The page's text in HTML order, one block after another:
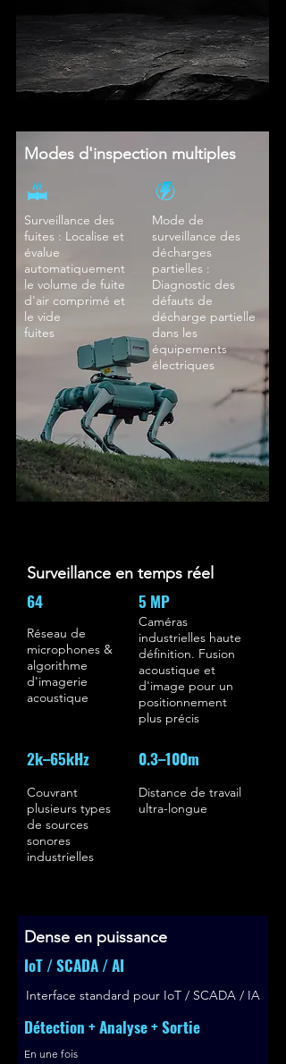
Modes d'inspection multiples
Surveillance des
fuites : Localise et
évalue
automatiquement
le volume de fuite
d'air comprimé et
le vide
fuites
Mode de
surveillance des
décharges
partielles :
Diagnostic des
défauts de
décharge partielle
dans les
équipements
électriques
Surveillance en temps réel
64
Réseau de
microphones &
algorithme
d'imagerie
acoustique
2k–65kHz
Couvrant
plusieurs types
de sources
sonores
industrielles
5 MP
Caméras
industrielles haute
définition. Fusion
acoustique et
d'image pour un
positionnement
plus précis
0.3–100m
Distance de travail
ultra-longue
Dense en puissance
IoT / SCADA / AI
Détection + Analyse + Sortie
En une fois
Interface standard pour IoT / SCADA / IA